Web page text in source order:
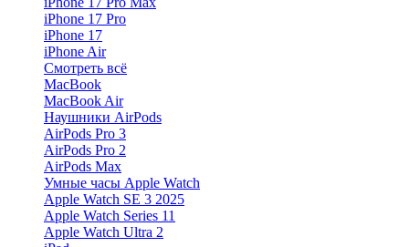
iPhone 17 Pro
iPhone 17
iPhone Air
Смотреть всё
MacBook
MacBook Air
Наушники AirPods
AirPods Pro 3
AirPods Pro 2
AirPods Max
Умные часы Apple Watch
Apple Watch SE 3 2025
Apple Watch Series 11
Apple Watch Ultra 2